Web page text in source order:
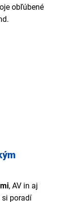
obľúbené
, AV in aj
poradí